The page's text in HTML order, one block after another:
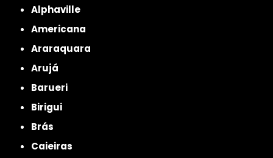
Alphaville
Americana
Araraquara
Arujá
Barueri
Birigui
Brás
Caieiras